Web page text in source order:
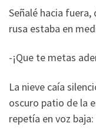
Señalé hacia fuera,
rusa estaba en
-¡Que te metas
La nieve caía
oscuro patio de la
repetía en voz